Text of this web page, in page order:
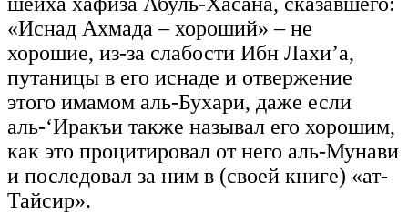
«Иснад Ахмада – хороший» – не
хорошие, из-за слабости Ибн Лахи’а,
путаницы в его иснаде и отвержение
этого имамом аль-Бухари, даже если
аль-‘Иракъи также называл его хорошим,
как это процитировал от него аль-Мунави
и последовал за ним в (своей книге) «ат-
Тайсир».